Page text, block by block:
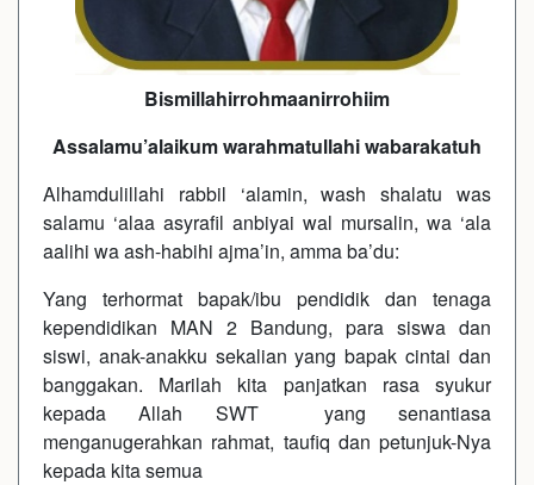
Bismillahirrohmaanirrohiim
Assalamu’alaikum warahmatullahi wabarakatuh
Alhamdulillahi rabbil ‘alamin, wash shalatu was
salamu ‘alaa asyrafil anbiyai wal mursalin, wa ‘ala
aalihi wa ash-habihi ajma’in, amma ba’du:
Yang terhormat bapak/ibu pendidik dan tenaga
kependidikan MAN 2 Bandung, para siswa dan
siswi, anak-anakku sekalian yang bapak cintai dan
banggakan. Marilah kita panjatkan rasa syukur
kepada Allah SWT yang senantiasa
menganugerahkan rahmat, taufiq dan petunjuk-Nya
kepada kita semua